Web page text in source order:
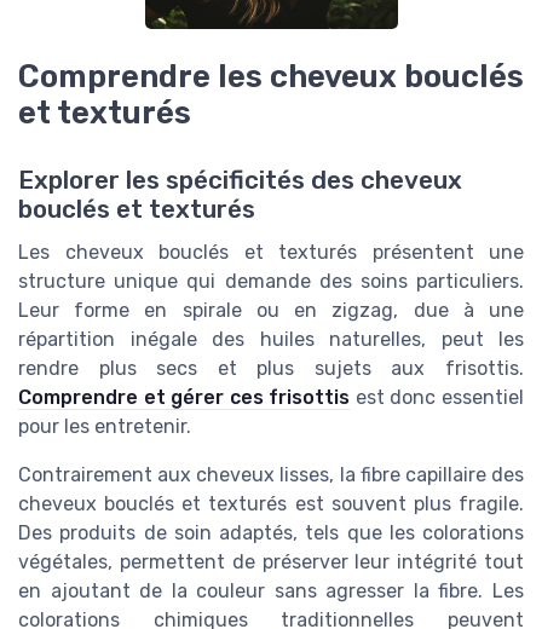
Comprendre les cheveux bouclés
et texturés
Explorer les spécificités des cheveux
bouclés et texturés
Les cheveux bouclés et texturés présentent une
structure unique qui demande des soins particuliers.
Leur forme en spirale ou en zigzag, due à une
répartition inégale des huiles naturelles, peut les
rendre plus secs et plus sujets aux frisottis.
Comprendre et gérer ces frisottis est donc essentiel
pour les entretenir.
Contrairement aux cheveux lisses, la fibre capillaire des
cheveux bouclés et texturés est souvent plus fragile.
Des produits de soin adaptés, tels que les colorations
végétales, permettent de préserver leur intégrité tout
en ajoutant de la couleur sans agresser la fibre. Les
colorations chimiques traditionnelles peuvent